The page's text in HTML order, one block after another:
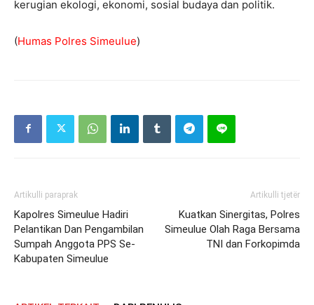
kerugian ekologi, ekonomi, sosial budaya dan politik.
(Humas Polres Simeulue)
Artikulli paraprak
Kapolres Simeulue Hadiri
Pelantikan Dan Pengambilan
Sumpah Anggota PPS Se-
Kabupaten Simeulue
Artikulli tjetër
Kuatkan Sinergitas, Polres
Simeulue Olah Raga Bersama
TNI dan Forkopimda